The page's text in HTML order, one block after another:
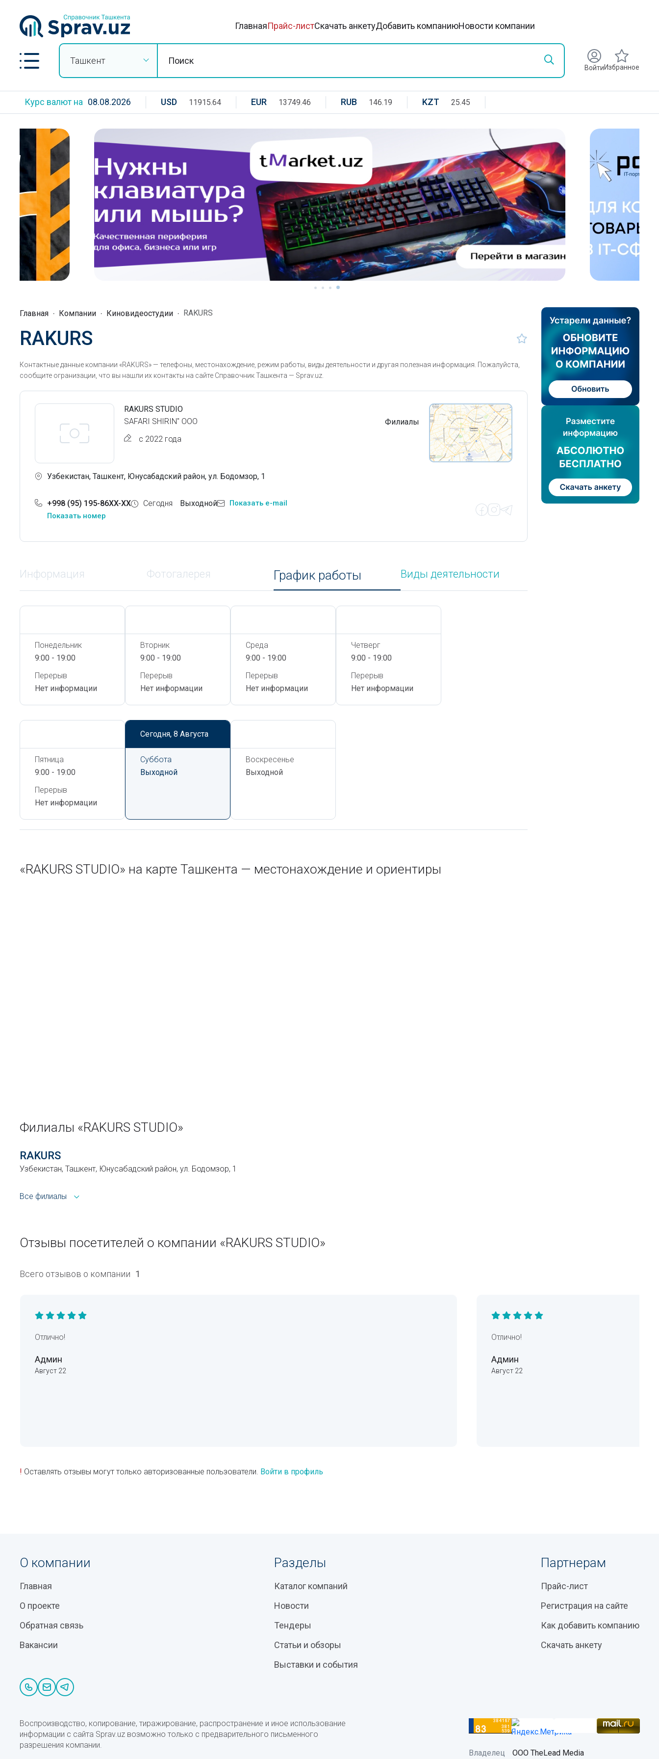
ГлавнаяПрайс-листСкачать анкетуДобавить компаниюНовости компании
Ташкент
ВойтиИзбранное
Курс валют на 08.08.2026 USD 11915.64 EUR 13749.46 RUB 146.19 KZT 25.45
Главная Компании Киновидеостудии RAKURS
RAKURS
Контактные данные компании «RAKURS» — телефоны, местонахождение, режим работы, виды деятельности и другая полезная информация. Пожалуйста,
сообщите огранизации, что вы нашли их контакты на сайте Справочник Ташкента — Sprav.uz.
RAKURS STUDIO
SAFARI SHIRIN" ООО
с 2022 года
Филиалы
Узбекистан, Ташкент, Юнусабадский район, ул. Бодомзор, 1
+998 (95) 195-86XX-XX
Показать номер
Сегодня Выходной Показать e-mail
Информация Фотогалерея График работы Виды деятельности
Понедельник
9:00 - 19:00
Перерыв
Нет информации
Вторник
9:00 - 19:00
Перерыв
Нет информации
Среда
9:00 - 19:00
Перерыв
Нет информации
Четверг
9:00 - 19:00
Перерыв
Нет информации
Пятница
9:00 - 19:00
Перерыв
Нет информации
Сегодня, 8 Августа
Суббота
Выходной
Воскресенье
Выходной
«RAKURS STUDIO» на карте Ташкента — местонахождение и ориентиры
Филиалы «RAKURS STUDIO»
RAKURS
Узбекистан, Ташкент, Юнусабадский район, ул. Бодомзор, 1
Все филиалы
Отзывы посетителей о компании «RAKURS STUDIO»
Всего отзывов о компании 1
Отлично!
Админ
Август 22
Отлично!
Админ
Август 22
! Оставлять отзывы могут только авторизованные пользователи. Войти в профиль
О компании
Главная
О проекте
Обратная связь
Вакансии
Разделы
Каталог компаний
Новости
Тендеры
Статьи и обзоры
Выставки и события
Партнерам
Прайс-лист
Регистрация на сайте
Как добавить компанию
Скачать анкету
Воспроизводство, копирование, тиражирование, распространение и иное использование
информации с сайта Sprav.uz возможно только с предварительного письменного
разрешения компании.
Владелец ООО TheLead Media